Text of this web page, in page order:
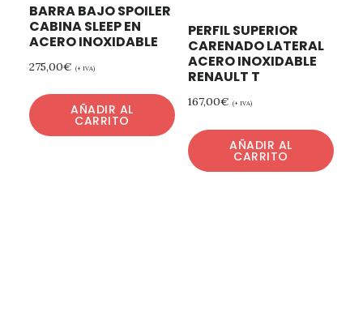
BARRA BAJO SPOILER
CABINA SLEEP EN
ACERO INOXIDABLE
275,00€ (+ IVA)
AÑADIR AL
CARRITO
PERFIL SUPERIOR
CARENADO LATERAL
ACERO INOXIDABLE
RENAULT T
167,00€ (+ IVA)
AÑADIR AL
CARRITO